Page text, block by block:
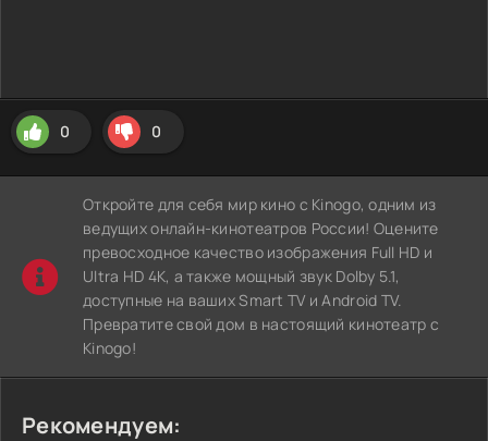
0 0
Откройте для себя мир кино с Kinogo, одним из
ведущих онлайн-кинотеатров России! Оцените
превосходное качество изображения Full HD и
Ultra HD 4K, а также мощный звук Dolby 5.1,
доступные на ваших Smart TV и Android TV.
Превратите свой дом в настоящий кинотеатр с
Kinogo!
Рекомендуем: